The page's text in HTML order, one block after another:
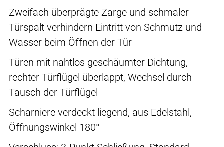
Zweifach überprägte Zarge und schmaler
Türspalt verhindern Eintritt von Schmutz und
Wasser beim Öffnen der Tür
Türen mit nahtlos geschäumter Dichtung,
rechter Türflügel überlappt, Wechsel durch
Tausch der Türflügel
Scharniere verdeckt liegend, aus Edelstahl,
Öffnungswinkel 180°